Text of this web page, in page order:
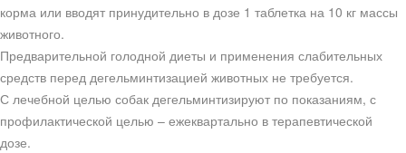
корма или вводят принудительно в дозе 1 таблетка на 10 кг массы
животного.
Предварительной голодной диеты и применения слабительных
средств перед дегельминтизацией животных не требуется.
С лечебной целью собак дегельминтизируют по показаниям, с
профилактической целью – ежеквартально в терапевтической
дозе.